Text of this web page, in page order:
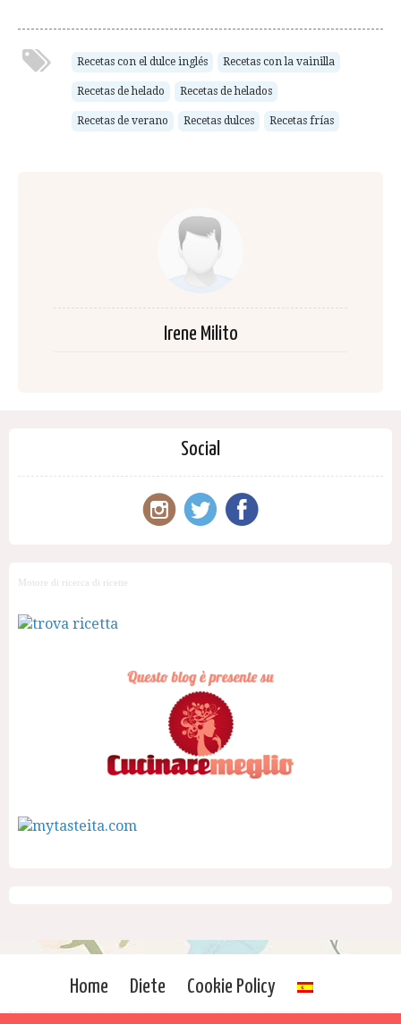
Recetas con el dulce inglés Recetas con la vainilla
Recetas de helado Recetas de helados
Recetas de verano Recetas dulces Recetas frías
Irene Milito
Social
Motore di ricerca di ricette
Home Diete Cookie Policy